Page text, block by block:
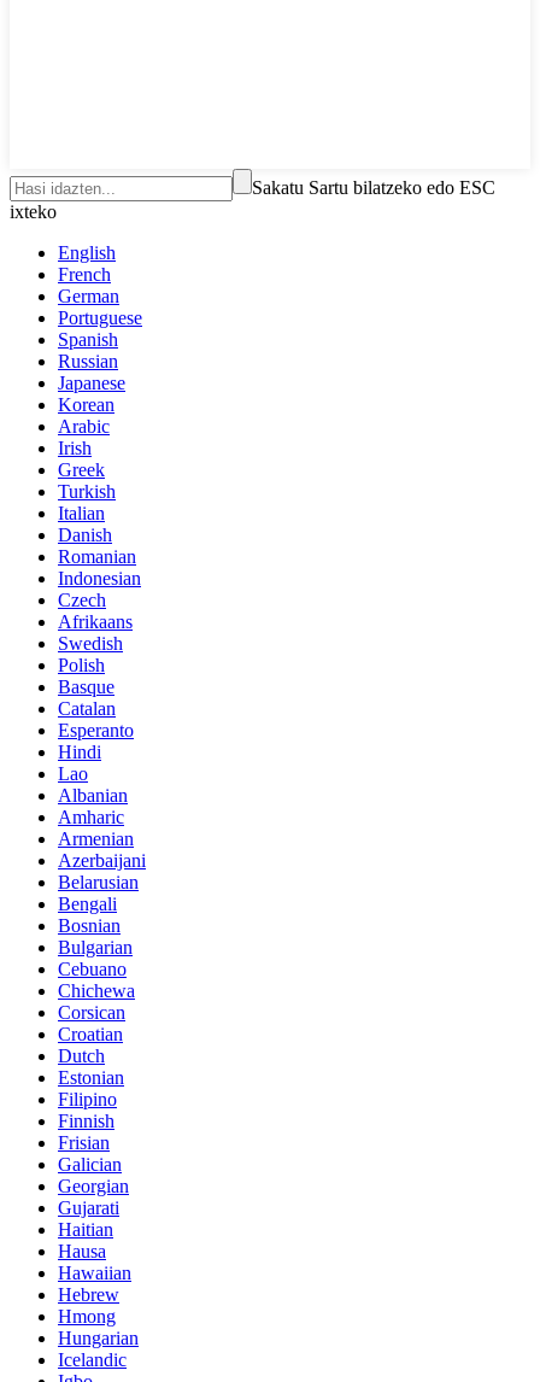
Sakatu Sartu bilatzeko edo ESC
ixteko
English
French
German
Portuguese
Spanish
Russian
Japanese
Korean
Arabic
Irish
Greek
Turkish
Italian
Danish
Romanian
Indonesian
Czech
Afrikaans
Swedish
Polish
Basque
Catalan
Esperanto
Hindi
Lao
Albanian
Amharic
Armenian
Azerbaijani
Belarusian
Bengali
Bosnian
Bulgarian
Cebuano
Chichewa
Corsican
Croatian
Dutch
Estonian
Filipino
Finnish
Frisian
Galician
Georgian
Gujarati
Haitian
Hausa
Hawaiian
Hebrew
Hmong
Hungarian
Icelandic